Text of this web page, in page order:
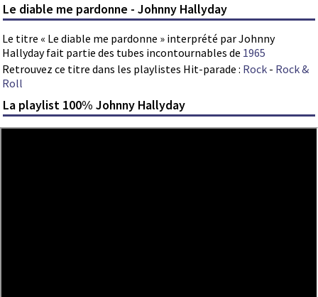
Le diable me pardonne - Johnny Hallyday
Le titre « Le diable me pardonne » interprété par Johnny
Hallyday fait partie des tubes incontournables de 1965
Retrouvez ce titre dans les playlistes Hit-parade : Rock - Rock &
Roll
La playlist 100% Johnny Hallyday